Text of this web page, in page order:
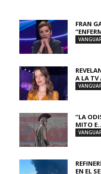
FRAN
A LA TV
“LA
MITO
EN EL